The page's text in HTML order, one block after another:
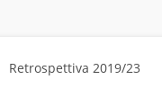
Retrospettiva 2019/23